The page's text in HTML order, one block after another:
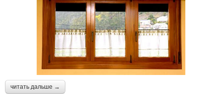
читать дальше →